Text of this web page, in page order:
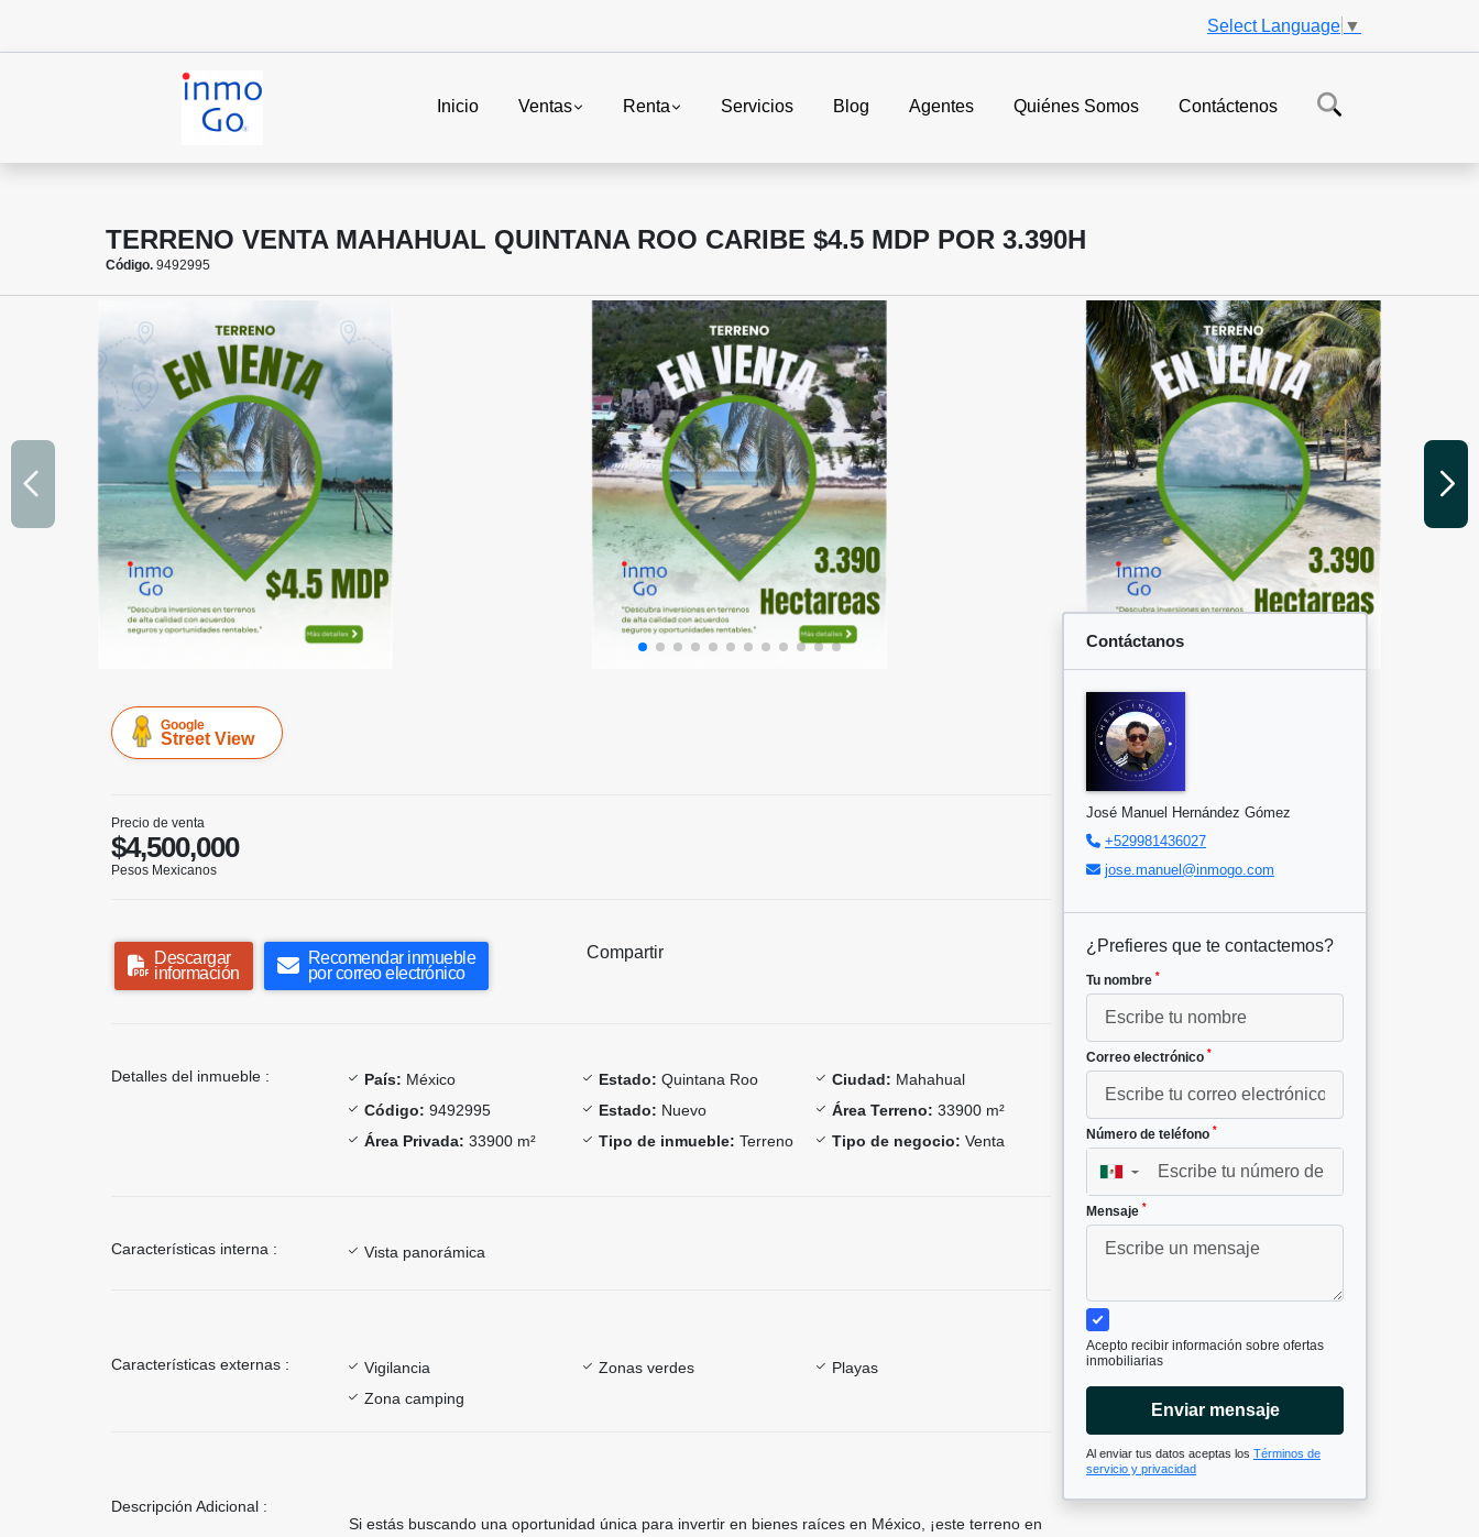
Select Language ▼
Inicio Ventas Renta Servicios Blog Agentes Quiénes Somos Contáctenos
TERRENO VENTA MAHAHUAL QUINTANA ROO CARIBE $4.5 MDP POR 3.390H
Código. 9492995
Google
Street View
Precio de venta
$4,500,000
Pesos Mexicanos
Descargar
información
Recomendar inmueble
por correo electrónico
Compartir
Detalles del inmueble : País: México Estado: Quintana Roo Ciudad: Mahahual
Código: 9492995 Estado: Nuevo Área Terreno: 33900 m²
Área Privada: 33900 m² Tipo de inmueble: Terreno Tipo de negocio: Venta
Características interna : Vista panorámica
Características externas : Vigilancia Zonas verdes
Playas
Zona camping
Descripción Adicional :
Si estás buscando una oportunidad única para invertir en bienes raíces en México, ¡este terreno en
Contáctanos
José Manuel Hernández Gómez
+529981436027
jose.manuel@inmogo.com
¿Prefieres que te contactemos?
Tu nombre *
Correo electrónico *
Número de teléfono *
▼
Mensaje *
Acepto recibir información sobre ofertas
inmobiliarias
Enviar mensaje
Al enviar tus datos aceptas los Términos de
servicio y privacidad